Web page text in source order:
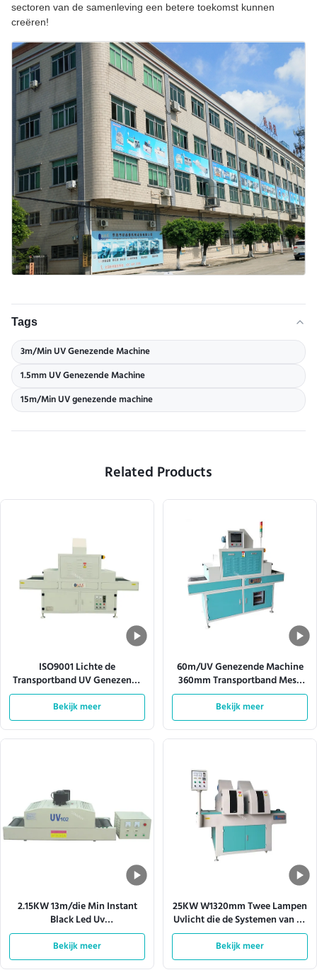
sectoren van de samenleving een betere toekomst kunnen
creëren!
Tags
3m/Min UV Genezende Machine
1.5mm UV Genezende Machine
15m/Min UV genezende machine
Related Products
ISO9001 Lichte de
Transportband UV Genezende
Machine 380V 50HZ van de
hittedissipatie
Bekijk meer
60m/UV Genezende Machine
360mm Transportband Mesh
Width van Min Automatic Led
Bekijk meer
2.15KW 13m/die Min Instant
Black Led Uv
Transportbandsystemen
genezen
Bekijk meer
25KW W1320mm Twee Lampen
Uvlicht die de Systemen van de
Machinetransportband
genezen
Bekijk meer